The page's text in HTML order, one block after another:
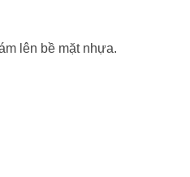
lên bề mặt nhựa.